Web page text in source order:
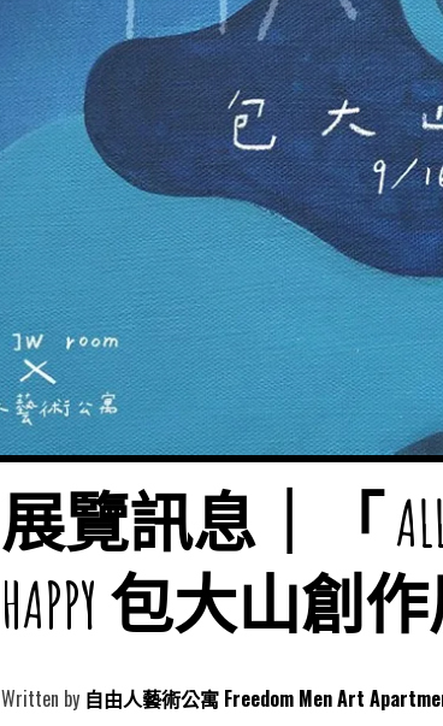
展覽訊息｜「 ALL I
HAPPY 包大山創作
Written by 自由人藝術公寓 Freedom Men Art